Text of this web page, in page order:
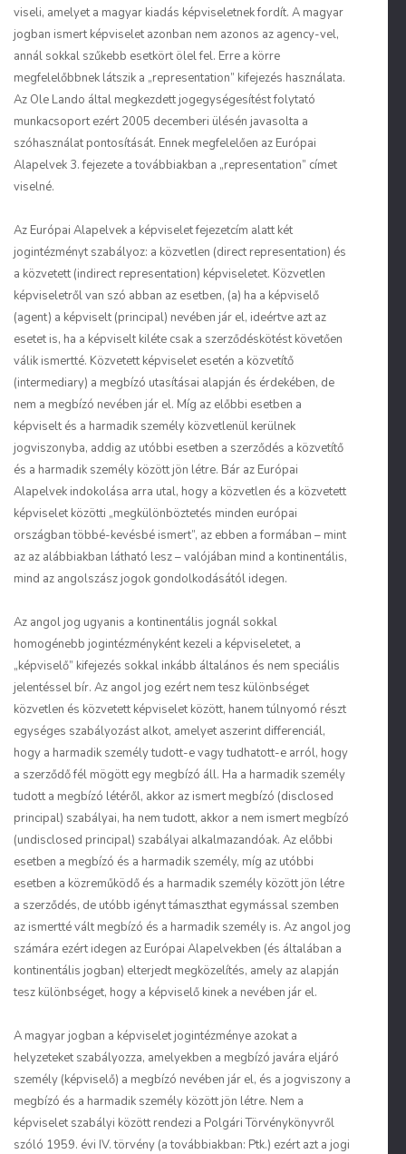
viseli, amelyet a magyar kiadás képviseletnek fordít. A magyar
jogban ismert képviselet azonban nem azonos az agency-vel,
annál sokkal szűkebb esetkört ölel fel. Erre a körre
megfelelőbbnek látszik a „representation” kifejezés használata.
Az Ole Lando által megkezdett jogegységesítést folytató
munkacsoport ezért 2005 decemberi ülésén javasolta a
szóhasználat pontosítását. Ennek megfelelően az Európai
Alapelvek 3. fejezete a továbbiakban a „representation” címet
viselné.
Az Európai Alapelvek a képviselet fejezetcím alatt két
jogintézményt szabályoz: a közvetlen (direct representation) és
a közvetett (indirect representation) képviseletet. Közvetlen
képviseletről van szó abban az esetben, (a) ha a képviselő
(agent) a képviselt (principal) nevében jár el, ideértve azt az
esetet is, ha a képviselt kiléte csak a szerződéskötést követően
válik ismertté. Közvetett képviselet esetén a közvetítő
(intermediary) a megbízó utasításai alapján és érdekében, de
nem a megbízó nevében jár el. Míg az előbbi esetben a
képviselt és a harmadik személy közvetlenül kerülnek
jogviszonyba, addig az utóbbi esetben a szerződés a közvetítő
és a harmadik személy között jön létre. Bár az Európai
Alapelvek indokolása arra utal, hogy a közvetlen és a közvetett
képviselet közötti „megkülönböztetés minden európai
országban többé-kevésbé ismert”, az ebben a formában – mint
az az alábbiakban látható lesz – valójában mind a kontinentális,
mind az angolszász jogok gondolkodásától idegen.
Az angol jog ugyanis a kontinentális jognál sokkal
homogénebb jogintézményként kezeli a képviseletet, a
„képviselő” kifejezés sokkal inkább általános és nem speciális
jelentéssel bír. Az angol jog ezért nem tesz különbséget
közvetlen és közvetett képviselet között, hanem túlnyomó részt
egységes szabályozást alkot, amelyet aszerint differenciál,
hogy a harmadik személy tudott-e vagy tudhatott-e arról, hogy
a szerződő fél mögött egy megbízó áll. Ha a harmadik személy
tudott a megbízó létéről, akkor az ismert megbízó (disclosed
principal) szabályai, ha nem tudott, akkor a nem ismert megbízó
(undisclosed principal) szabályai alkalmazandóak. Az előbbi
esetben a megbízó és a harmadik személy, míg az utóbbi
esetben a közreműködő és a harmadik személy között jön létre
a szerződés, de utóbb igényt támaszthat egymással szemben
az ismertté vált megbízó és a harmadik személy is. Az angol jog
számára ezért idegen az Európai Alapelvekben (és általában a
kontinentális jogban) elterjedt megközelítés, amely az alapján
tesz különbséget, hogy a képviselő kinek a nevében jár el.
A magyar jogban a képviselet jogintézménye azokat a
helyzeteket szabályozza, amelyekben a megbízó javára eljáró
személy (képviselő) a megbízó nevében jár el, és a jogviszony a
megbízó és a harmadik személy között jön létre. Nem a
képviselet szabályi között rendezi a Polgári Törvénykönyvről
szóló 1959. évi IV. törvény (a továbbiakban: Ptk.) ezért azt a jogi